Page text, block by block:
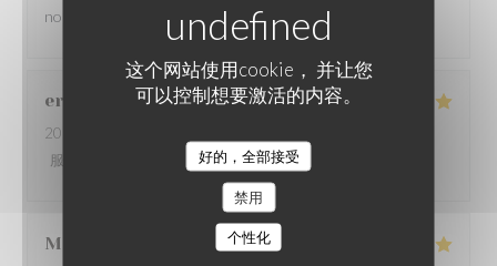
这个网站使用cookie， 并让您
可以控制想要激活的内容。
好的，全部接受
禁用
个性化
nourriture ecellente
eric
2026-06-21
服务
菜单:5 /5 质价比:
Marie ange
LA TABLE DU PAVAIL